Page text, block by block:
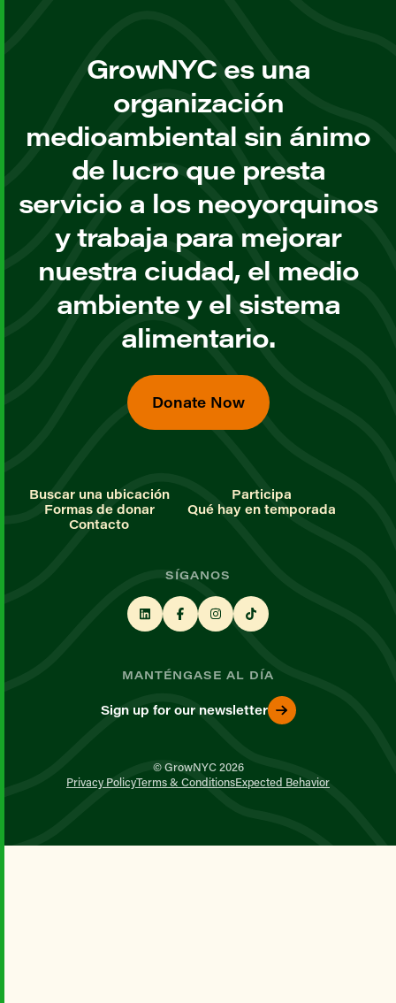
GrowNYC es una
organización
medioambiental sin ánimo
de lucro que presta
servicio a los neoyorquinos
y trabaja para mejorar
nuestra ciudad, el medio
ambiente y el sistema
alimentario.
Donate Now
Buscar una ubicación
Participa
Formas de donar
Qué hay en temporada
Contacto
SÍGANOS
MANTÉNGASE AL DÍA
Sign up for our newsletter
© GrowNYC 2026
Privacy PolicyTerms & ConditionsExpected Behavior